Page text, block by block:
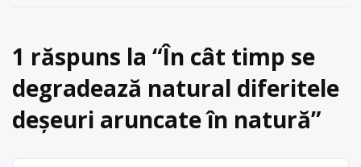
1 răspuns la “În cât timp se
degradează natural diferitele
deșeuri aruncate în natură”